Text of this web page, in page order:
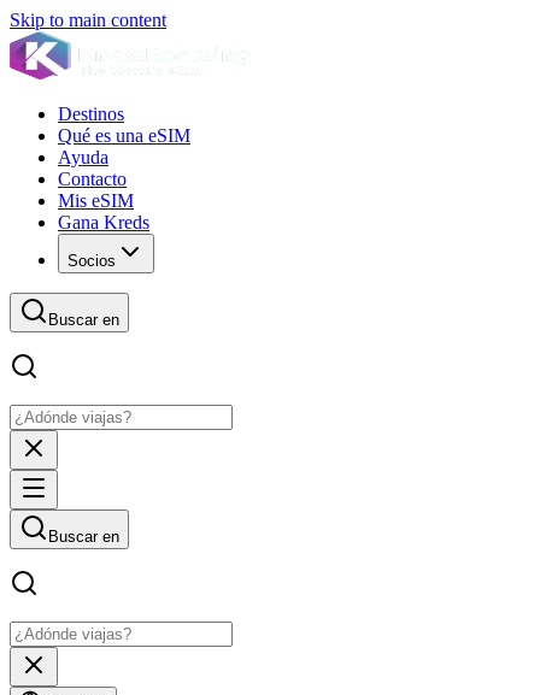
Skip to main content
Destinos
Qué es una eSIM
Ayuda
Contacto
Mis eSIM
Gana Kreds
Socios
Buscar en
Buscar en